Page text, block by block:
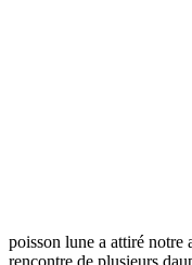
poisson lune a attiré notre
rencontre de plusieurs